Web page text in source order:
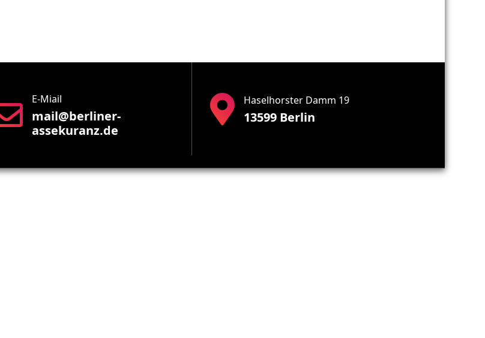
E-Miail
mail@berliner-
assekuranz.de
Haselhorster Damm 19
13599 Berlin